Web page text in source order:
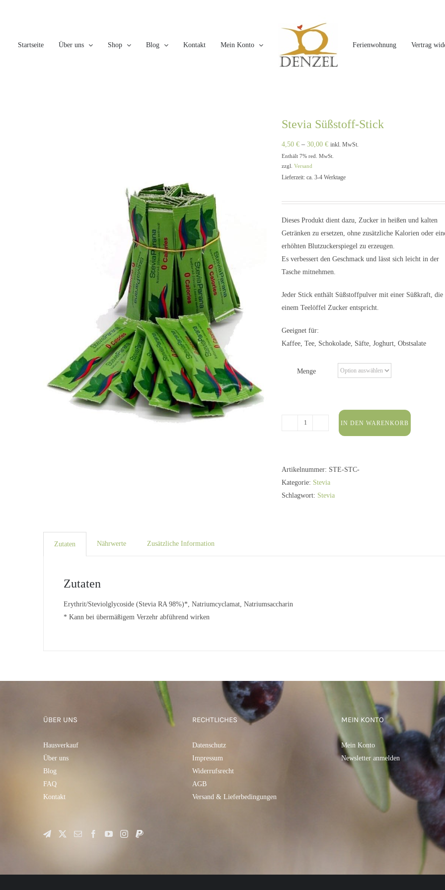
Startseite
Über uns Shop Blog Kontakt Mein Konto Ferienwohnung Vertrag
Stevia Süßstoff-Stick
4,50 € – 30,00 €Preisspanne:
4,50 €
30,00 €
inkl. MwSt.
Enthält 7% red. MwSt.
zzgl. Versand
Lieferzeit: ca. 3-4 Werktage
Dieses Produkt dient dazu, Zucker in heißen und kalten
Getränken zu ersetzen, ohne zusätzliche Kalorien oder
erhöhten Blutzuckerspiegel zu erzeugen.
Es verbessert den Geschmack und lässt sich leicht in der
Tasche mitnehmen.
Jeder Stick enthält Süßstoffpulver mit einer Süßkraft, die
einem Teelöffel Zucker entspricht.
Geeignet für:
Kaffee, Tee, Schokolade, Säfte, Joghurt, Obstsalate
Menge
Menge
IN DEN WARENKORB
Artikelnummer: STE-STC-
Kategorie: Stevia
Schlagwort: Stevia
Zutaten Nährwerte Zusätzliche Information
Zutaten
Erythrit/Steviolglycoside (Stevia RA 98%)*, Natriumcyclamat, Natriumsaccharin
* Kann bei übermäßigem Verzehr abführend wirken
ÜBER UNS
Hausverkauf
Über uns
Blog
FAQ
Kontakt
RECHTLICHES
Datenschutz
Impressum
Widerrufsrecht
AGB
Versand & Lieferbedingungen
MEIN KONTO
Mein Konto
Newsletter anmelden